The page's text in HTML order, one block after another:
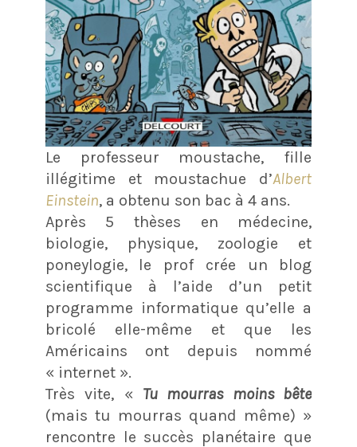
Le professeur moustache, fille
illégitime et moustachue d’Albert
Einstein, a obtenu son bac à 4 ans.
Après 5 thèses en médecine,
biologie, physique, zoologie et
poneylogie, le prof crée un blog
scientifique à l’aide d’un petit
programme informatique qu’elle a
bricolé elle-même et que les
Américains ont depuis nommé
« internet ».
Très vite, « Tu mourras moins bête
(mais tu mourras quand même) »
rencontre le succès planétaire que